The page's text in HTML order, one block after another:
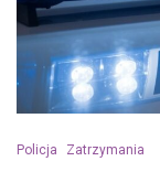
Policja Zatrzymania